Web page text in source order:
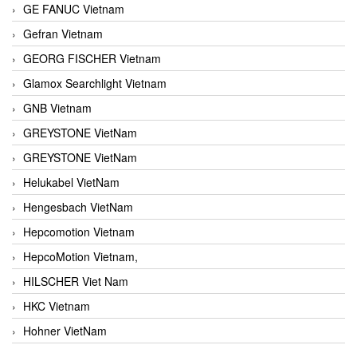
GE FANUC Vietnam
Gefran Vietnam
GEORG FISCHER Vietnam
Glamox Searchlight Vietnam
GNB Vietnam
GREYSTONE VietNam
GREYSTONE VietNam
Helukabel VietNam
Hengesbach VietNam
Hepcomotion Vietnam
HepcoMotion Vietnam,
HILSCHER Viet Nam
HKC Vietnam
Hohner VietNam